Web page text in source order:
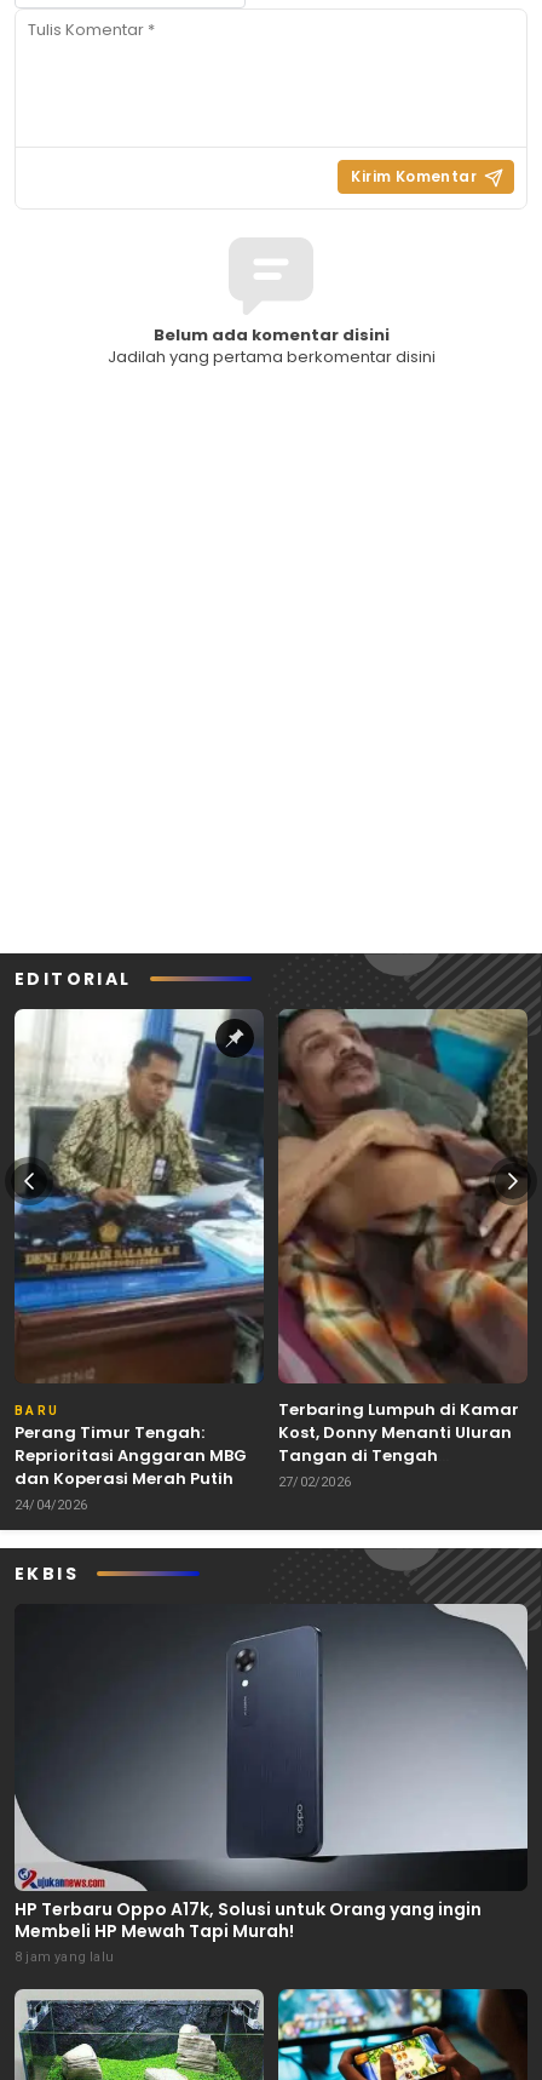
Belum ada komentar disini
Jadilah yang pertama berkomentar disini
EDITORIAL
BARU
Perang Timur Tengah:
Reprioritasi Anggaran MBG
dan Koperasi Merah Putih
24/04/2026
Terbaring Lumpuh di Kamar
Kost, Donny Menanti Uluran
Tangan di Tengah
Keterbatasan
27/02/2026
EKBIS
HP Terbaru Oppo A17k, Solusi untuk Orang yang ingin
Membeli HP Mewah Tapi Murah!
8 jam yang lalu